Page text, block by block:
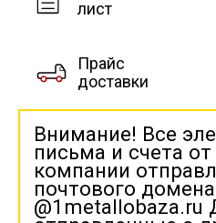
лист
Прайс
доставки
Внимание! Все
письма и счета
компании
почтового домена
@1metallobaza.ru